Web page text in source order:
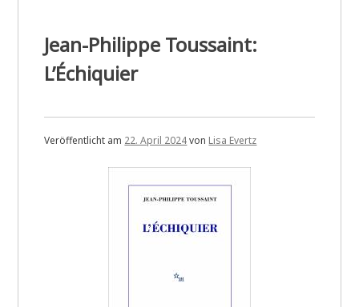
Jean-Philippe Toussaint:
L’Échiquier
Veröffentlicht am 22. April 2024von Lisa Evertz